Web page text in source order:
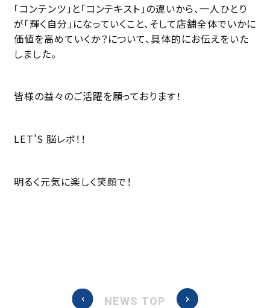
「コンテンツ」と「コンテキスト」の違いから、一人ひとり
が「輝く自分」になっていくこと、そして店舗全体でいかに
価値を高めていくか？について、具体的にお伝えをいた
しました。
皆様の益々のご活躍を願っております！
LET’S 脳レボ！！
明るく元気に楽しく笑顔で！
NEWS TOP